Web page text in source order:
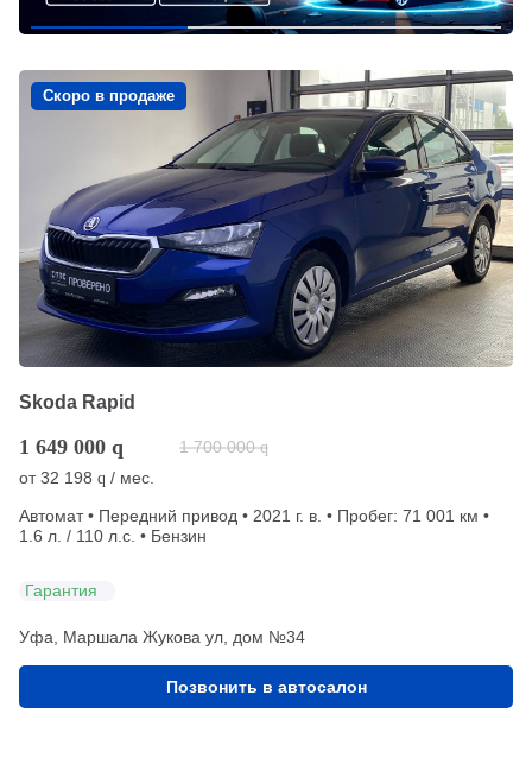
Скоро в продаже
Skoda Rapid
1 649 000 q 1 700 000 q
от32 198 q / мес.
Автомат • Передний привод • 2021 г. в. • Пробег: 71 001 км •
1.6 л. / 110 л.с. • Бензин
Гарантия
Уфа, Маршала Жукова ул, дом №34
Позвонить в автосалон